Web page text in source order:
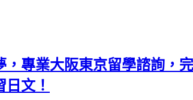
，專業大阪東京留學諮詢
文！